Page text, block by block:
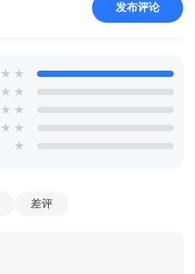
发布评论
★ ★
★ ★
★ ★
★ ★
★
差评